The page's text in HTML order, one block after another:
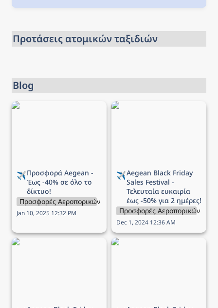
Προτάσεις ατομικών ταξιδιών
Blog
Προσφορά Aegean - Έως
✈️
Έως -40% σε όλο το
δίκτυο!
Προσφορές Αεροπορικών Εταιρειών
Jan 10, 2025 12:32 PM
Aegean Black Friday Sales
✈️Aegean Black Friday
Sales Festival -
Τελευταία ευκαιρία
έως -50% για 2 ημέρες!
Προσφορές Αεροπορικών
Dec 1, 2024 12:36 AM
Aegean Black Friday Sales
Aegean Black Friday Sales